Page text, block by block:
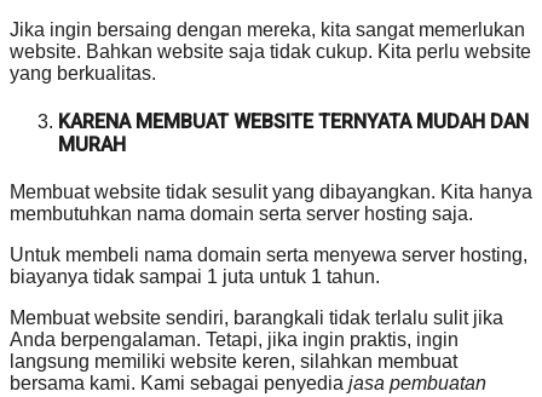
Jika ingin bersaing dengan mereka, kita sangat memerlukan
website. Bahkan website saja tidak cukup. Kita perlu website
yang berkualitas.
KARENA MEMBUAT WEBSITE TERNYATA MUDAH DAN
MURAH
Membuat website tidak sesulit yang dibayangkan. Kita hanya
membutuhkan nama domain serta server hosting saja.
Untuk membeli nama domain serta menyewa server hosting,
biayanya tidak sampai 1 juta untuk 1 tahun.
Membuat website sendiri, barangkali tidak terlalu sulit jika
Anda berpengalaman. Tetapi, jika ingin praktis, ingin
langsung memiliki website keren, silahkan membuat
bersama kami. Kami sebagai penyedia jasa pembuatan